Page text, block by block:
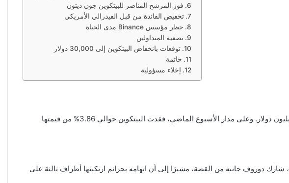
فوز المرشح المناصر للبيتكوين جون ديتون
تخفيض الفائدة من قبل الفيدرالي الأمريكي
حظر مؤسس Binance مدى الحياة
تصفية المتداولين
توقعات بانخفاض البيتكوين إلى 30,000 دولار
خاتمة
إخلاء مسؤولية
كسر الرئيس التنفيذي لشركة Telegram، بافيل دوروف، صمته بعد اعتقاله مؤخرًا. في منشور حديث على Telegram، شارك دوروف جانبه من القصة، مشيرًا إلى أن اتهامه بجرائم ارتكبتها أطراف ثالثة على